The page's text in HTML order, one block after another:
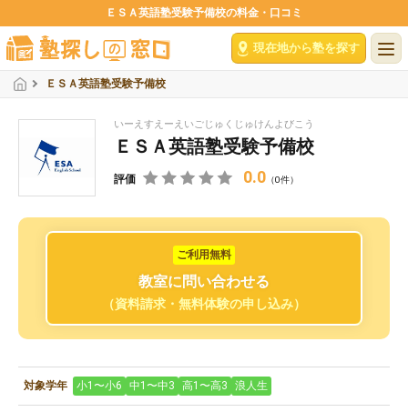
ＥＳＡ英語塾受験予備校の料金・口コミ
現在地から塾を探す
ＥＳＡ英語塾受験予備校
いーえすえーえいごじゅくじゅけんよびこう
ＥＳＡ英語塾受験予備校
評価 0.0 （0件）
ご利用無料
教室に問い合わせる
（資料請求・無料体験の申し込み）
対象学年 小1〜小6 中1〜中3 高1〜高3 浪人生